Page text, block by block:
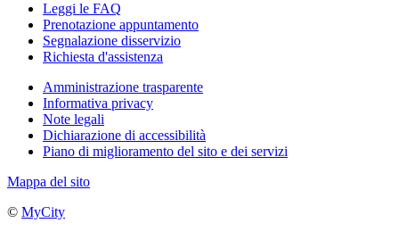
Leggi le FAQ
Prenotazione appuntamento
Segnalazione disservizio
Richiesta d'assistenza
Amministrazione trasparente
Informativa privacy
Note legali
Dichiarazione di accessibilità
Piano di miglioramento del sito e dei servizi
Mappa del sito
© MyCity